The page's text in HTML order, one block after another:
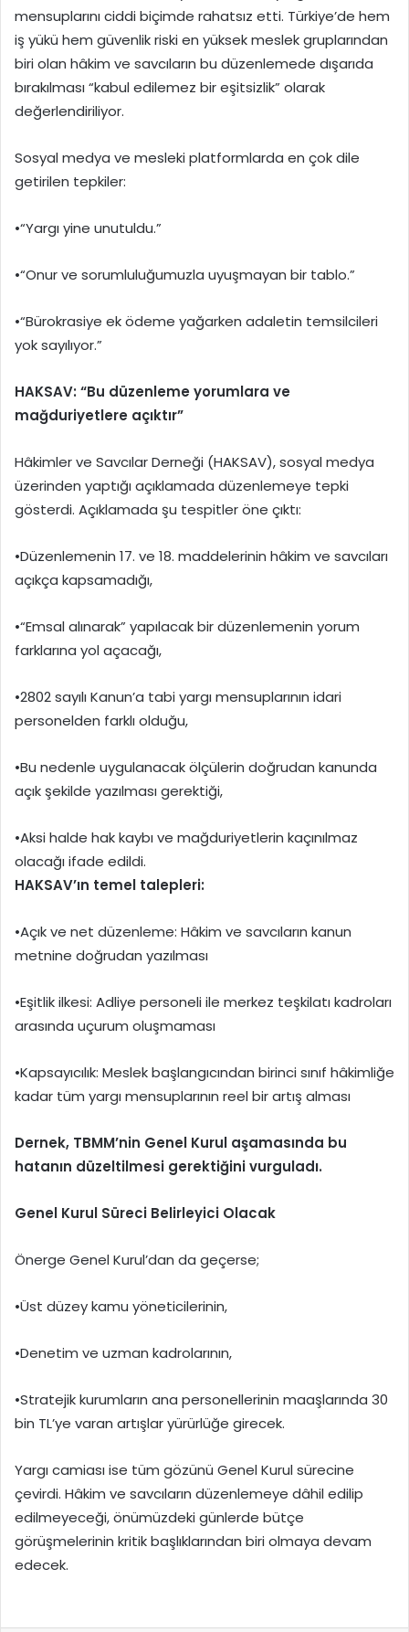
mensuplarını ciddi biçimde rahatsız etti. Türkiye’de hem
iş yükü hem güvenlik riski en yüksek meslek gruplarından
biri olan hâkim ve savcıların bu düzenlemede dışarıda
bırakılması “kabul edilemez bir eşitsizlik” olarak
değerlendiriliyor.
Sosyal medya ve mesleki platformlarda en çok dile
getirilen tepkiler:
•“Yargı yine unutuldu.”
•“Onur ve sorumluluğumuzla uyuşmayan bir tablo.”
•“Bürokrasiye ek ödeme yağarken adaletin temsilcileri
yok sayılıyor.”
HAKSAV: “Bu düzenleme yorumlara ve
mağduriyetlere açıktır”
Hâkimler ve Savcılar Derneği (HAKSAV), sosyal medya
üzerinden yaptığı açıklamada düzenlemeye tepki
gösterdi. Açıklamada şu tespitler öne çıktı:
•Düzenlemenin 17. ve 18. maddelerinin hâkim ve savcıları
açıkça kapsamadığı,
•“Emsal alınarak” yapılacak bir düzenlemenin yorum
farklarına yol açacağı,
•2802 sayılı Kanun’a tabi yargı mensuplarının idari
personelden farklı olduğu,
•Bu nedenle uygulanacak ölçülerin doğrudan kanunda
açık şekilde yazılması gerektiği,
•Aksi halde hak kaybı ve mağduriyetlerin kaçınılmaz
olacağı ifade edildi.
HAKSAV’ın temel talepleri:
•Açık ve net düzenleme: Hâkim ve savcıların kanun
metnine doğrudan yazılması
•Eşitlik ilkesi: Adliye personeli ile merkez teşkilatı kadroları
arasında uçurum oluşmaması
•Kapsayıcılık: Meslek başlangıcından birinci sınıf hâkimliğe
kadar tüm yargı mensuplarının reel bir artış alması
Dernek, TBMM’nin Genel Kurul aşamasında bu
hatanın düzeltilmesi gerektiğini vurguladı.
Genel Kurul Süreci Belirleyici Olacak
Önerge Genel Kurul’dan da geçerse;
•Üst düzey kamu yöneticilerinin,
•Denetim ve uzman kadrolarının,
•Stratejik kurumların ana personellerinin maaşlarında 30
bin TL’ye varan artışlar yürürlüğe girecek.
Yargı camiası ise tüm gözünü Genel Kurul sürecine
çevirdi. Hâkim ve savcıların düzenlemeye dâhil edilip
edilmeyeceği, önümüzdeki günlerde bütçe
görüşmelerinin kritik başlıklarından biri olmaya devam
edecek.